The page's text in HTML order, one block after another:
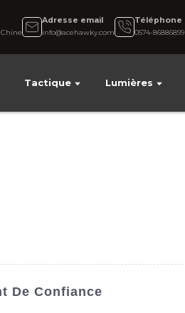
Adresse email
info@acehawky.com
Téléphone
0574-86886899
Tactique Lumières
De Confiance